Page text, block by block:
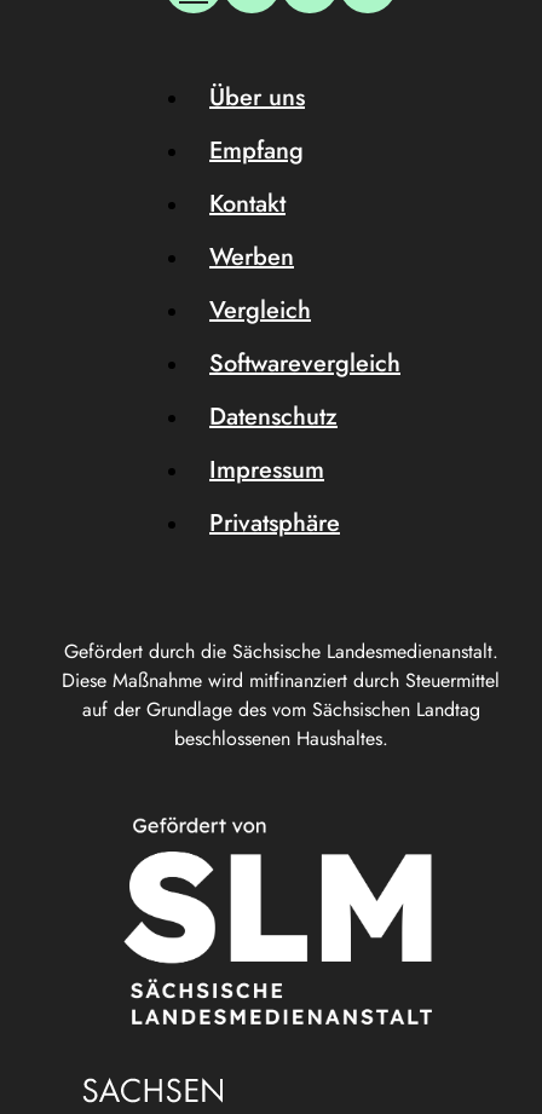
Gefördert durch die Sächsische Landesmedienanstalt.
Diese Maßnahme wird mitfinanziert durch Steuermittel
auf der Grundlage des vom Sächsischen Landtag
beschlossenen Haushaltes.
Über uns
Empfang
Kontakt
Werben
Vergleich
Softwarevergleich
Datenschutz
Impressum
Privatsphäre